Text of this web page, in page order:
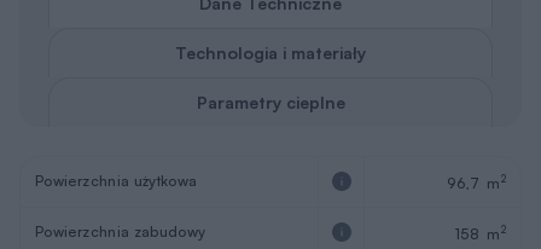
Technologia i materiały
Parametry cieplne
Powierzchnia użytkowa 96,7 m2
Powierzchnia zabudowy 158 m2